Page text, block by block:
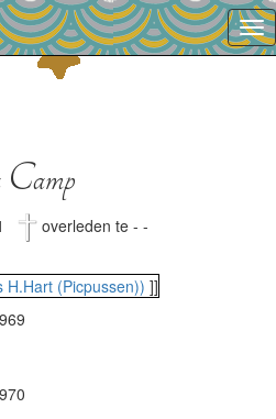
overleden te - -
H.Hart (Picpussen)) ]]